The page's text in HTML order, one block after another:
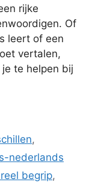
rijke
Of
leert of een
vertalen,
te helpen bij
,
nederlands
begrip,